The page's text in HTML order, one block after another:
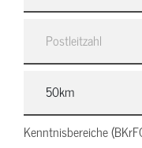
Kenntnisbereiche